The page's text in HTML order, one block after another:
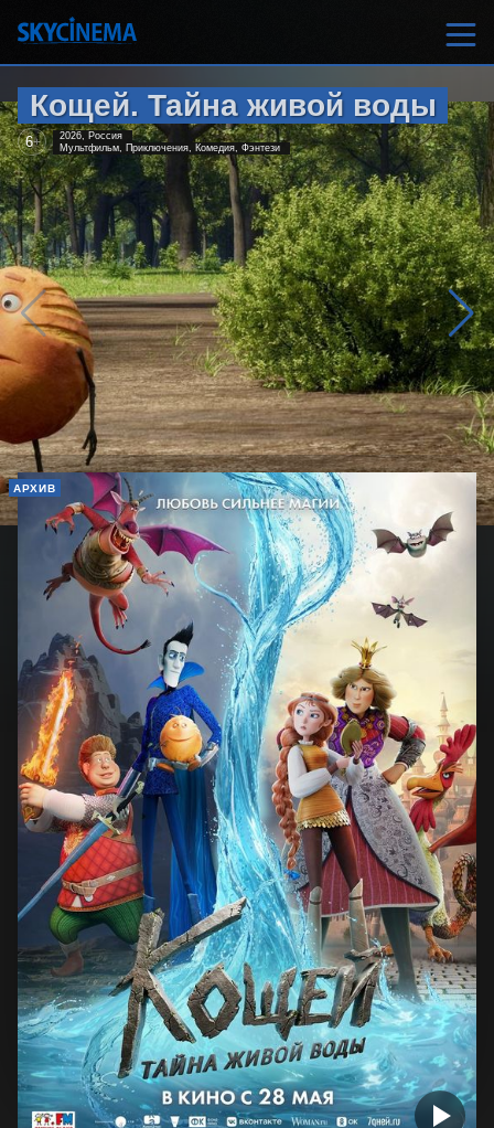
Кощей. Тайна живой воды
6+
2026, Россия
Мультфильм, Приключения, Комедия, Фэнтези
АРХИВ